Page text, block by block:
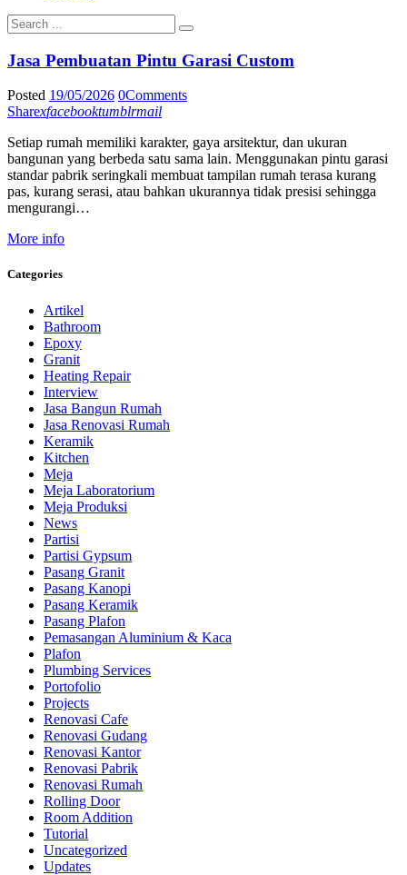
Jasa Pembuatan Pintu Garasi Custom
Posted 19/05/2026 0Comments
Sharexfacebooktumblrmail
Setiap rumah memiliki karakter, gaya arsitektur, dan ukuran
bangunan yang berbeda satu sama lain. Menggunakan pintu garasi
standar pabrik seringkali membuat tampilan rumah terasa kurang
pas, kurang serasi, atau bahkan ukurannya tidak presisi sehingga
mengurangi…
More info
Categories
Artikel
Bathroom
Epoxy
Granit
Heating Repair
Interview
Jasa Bangun Rumah
Jasa Renovasi Rumah
Keramik
Kitchen
Meja
Meja Laboratorium
Meja Produksi
News
Partisi
Partisi Gypsum
Pasang Granit
Pasang Kanopi
Pasang Keramik
Pasang Plafon
Pemasangan Aluminium & Kaca
Plafon
Plumbing Services
Portofolio
Projects
Renovasi Cafe
Renovasi Gudang
Renovasi Kantor
Renovasi Pabrik
Renovasi Rumah
Rolling Door
Room Addition
Tutorial
Uncategorized
Updates